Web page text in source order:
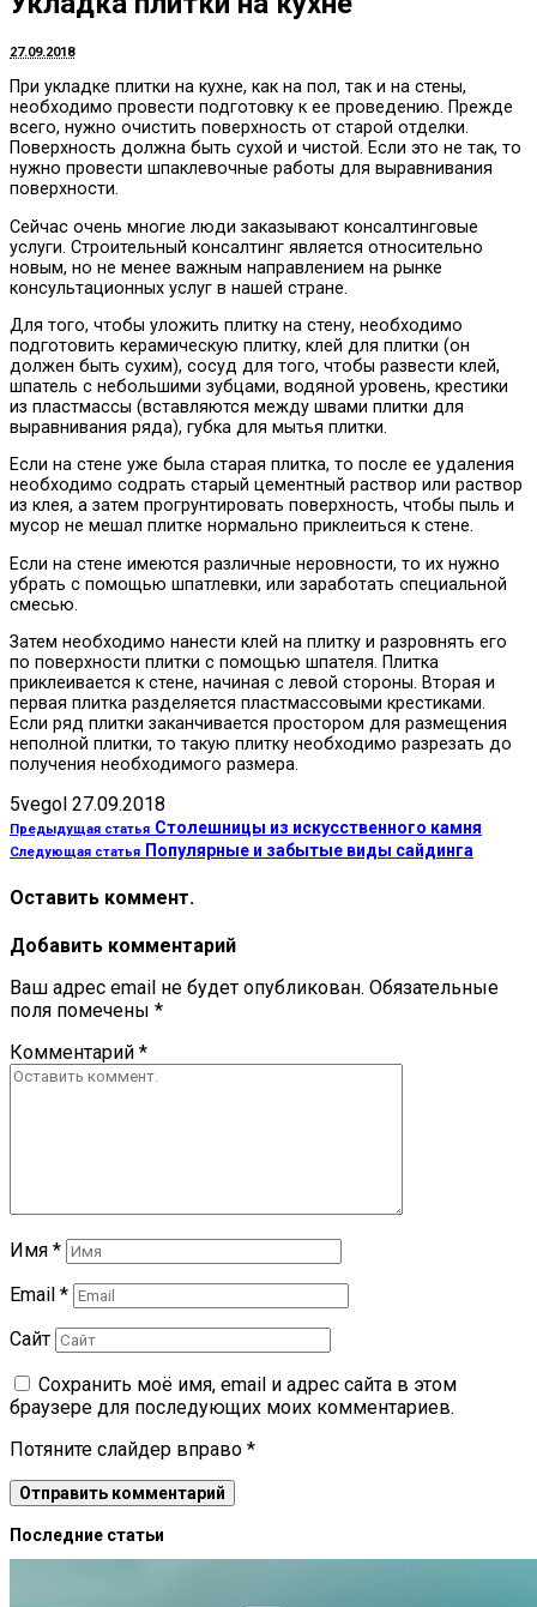
27.09.2018
При укладке плитки на кухне, как на пол, так и на стены,
необходимо провести подготовку к ее проведению. Прежде
всего, нужно очистить поверхность от старой отделки.
Поверхность должна быть сухой и чистой. Если это не так, то
нужно провести шпаклевочные работы для выравнивания
поверхности.
Сейчас очень многие люди заказывают консалтинговые
услуги. Строительный консалтинг является относительно
новым, но не менее важным направлением на рынке
консультационных услуг в нашей стране.
Для того, чтобы уложить плитку на стену, необходимо
подготовить керамическую плитку, клей для плитки (он
должен быть сухим), сосуд для того, чтобы развести клей,
шпатель с небольшими зубцами, водяной уровень, крестики
из пластмассы (вставляются между швами плитки для
выравнивания ряда), губка для мытья плитки.
Если на стене уже была старая плитка, то после ее удаления
необходимо содрать старый цементный раствор или раствор
из клея, а затем прогрунтировать поверхность, чтобы пыль и
мусор не мешал плитке нормально приклеиться к стене.
Если на стене имеются различные неровности, то их нужно
убрать с помощью шпатлевки, или заработать специальной
смесью.
Затем необходимо нанести клей на плитку и разровнять его
по поверхности плитки с помощью шпателя. Плитка
приклеивается к стене, начиная с левой стороны. Вторая и
первая плитка разделяется пластмассовыми крестиками.
Если ряд плитки заканчивается простором для размещения
неполной плитки, то такую плитку необходимо разрезать до
получения необходимого размера.
5vegol 27.09.2018
Предыдущая статья Столешницы из искусственного камня
Следующая статья Популярные и забытые виды сайдинга
Оставить коммент.
Добавить комментарий
Ваш адрес email не будет опубликован. Обязательные
поля помечены *
Комментарий *
Имя *
Email *
Сайт
Сохранить моё имя, email и адрес сайта в этом
браузере для последующих моих комментариев.
Потяните слайдер вправо *
Последние статьи